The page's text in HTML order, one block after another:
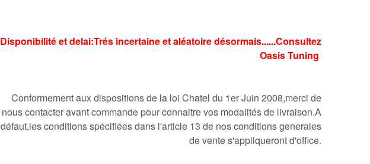
Disponibilité et delai:Trés incertaine et aléatoire désormais......Consultez
Oasis Tuning
Conformement aux dispositions de la loi Chatel du 1er Juin 2008,merci de
nous contacter avant commande pour connaitre vos modalités de livraison.A
défaut,les conditions spécifiées dans l'article 13 de nos conditions generales
de vente s'appliqueront d'office.